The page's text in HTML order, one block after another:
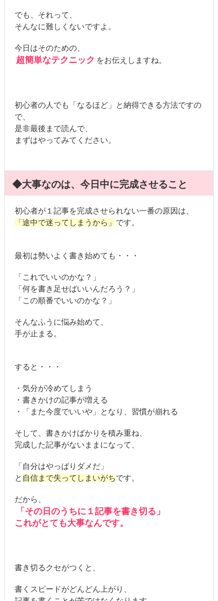
でも、それって、
そんなに難しくないですよ。
今日はそのための、
超簡単なテクニック をお伝えしますね。
初心者の人でも「なるほど」と納得できる方法ですの
で、
是非最後まで読んで、
まずはやってみてください。
◆大事なのは、今日中に完成させること
初心者が１記事を完成させられない一番の原因は、
「途中で迷ってしまうから」 です。
最初は勢いよく書き始めても・・・
「これでいいのかな？」
「何を書き足せばいいんだろう？」
「この順番でいいのかな？」
そんなふうに悩み始めて、
手が止まる。
すると・・・
・気分が冷めてしまう
・書きかけの記事が増える
・「また今度でいいや」となり、習慣が崩れる
そして、書きかけばかりを積み重ね、
完成した記事がないままになって、
「自分はやっぱりダメだ」
と 自信まで失ってしまいがちです。
だから、
「その日のうちに１記事を書き切る」
これがとても大事なんです。
書き切るクセがつくと、
書くスピードがどんどん上がり、